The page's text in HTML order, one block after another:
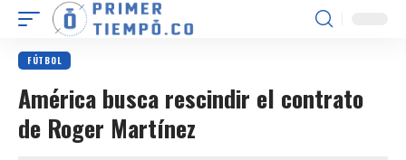
FÚTBOL
América busca rescindir el contrato
de Roger Martínez